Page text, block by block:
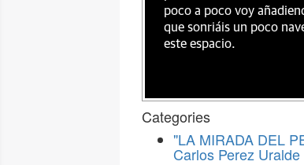
poco a poco voy
que sonriáis un poco
este espacio.
Categories
"LA MIRADA DEL
Carlos Perez Uralde